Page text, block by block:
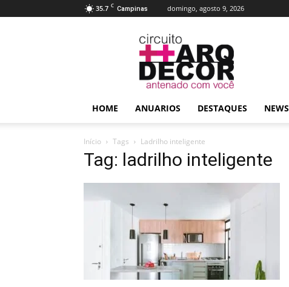
35.7 C Campinas domingo, agosto 9, 2026
Arq+Decor
HOME ANUARIOS DESTAQUES NEWS
Início Tags Ladrilho inteligente
Tag: ladrilho inteligente